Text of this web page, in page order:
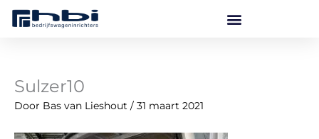
Sulzer10
Door Bas van Lieshout / 31 maart 2021